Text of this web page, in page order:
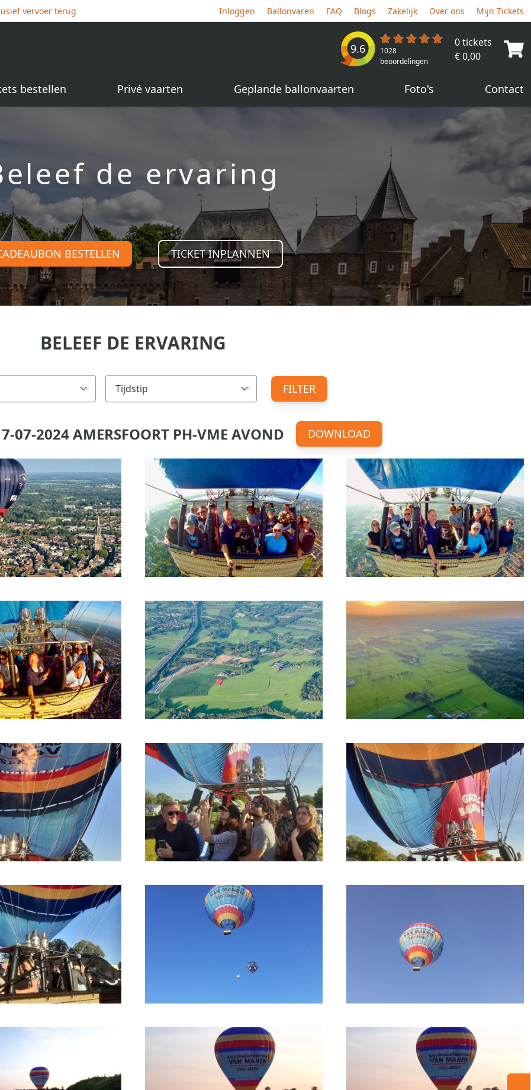
vervoer terug Inloggen Ballonvaren FAQ Blogs Zakelijk Over ons Mijn Tickets
9.6
1028
beoordelingen
0 tickets
€ 0,00
bestellen Privé vaarten Geplande ballonvaarten Foto's Contact
de ervaring
BESTELLEN TICKET INPLANNEN
BELEEF DE ERVARING
FILTER
07-2024 AMERSFOORT PH-VME AVOND DOWNLOAD